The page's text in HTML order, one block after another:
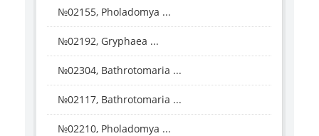
№02155, Pholadomya ...
№02192, Gryphaea ...
№02304, Bathrotomaria ...
№02117, Bathrotomaria ...
№02210, Pholadomya ...